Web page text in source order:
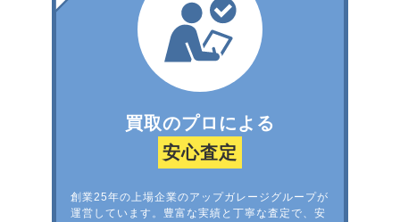
買取のプロによる
安心査定
創業25年の上場企業のアップガレージグループが
運営しています。豊富な実績と丁寧な査定で、安